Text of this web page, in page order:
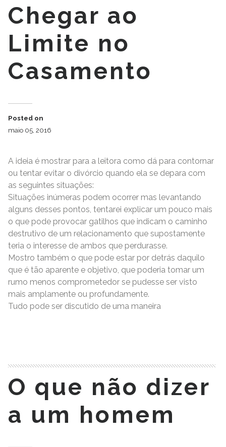
Chegar ao
Limite no
Casamento
Posted on
maio 05, 2016
A ideia é mostrar para a leitora como dá para contornar
ou tentar evitar o divórcio quando ela se depara com
as seguintes situações:
Situações inúmeras podem ocorrer mas levantando
alguns desses pontos, tentarei explicar um pouco mais
o que pode provocar gatilhos que indicam o caminho
destrutivo de um relacionamento que supostamente
teria o interesse de ambos que perdurasse.
Mostro também o que pode estar por detrás daquilo
que é tão aparente e objetivo, que poderia tomar um
rumo menos comprometedor se pudesse ser visto
mais amplamente ou profundamente.
Tudo pode ser discutido de uma maneira
O que não dizer
a um homem